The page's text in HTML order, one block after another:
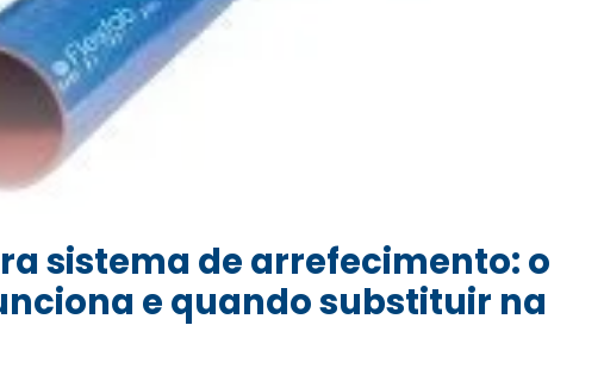
sistema de arrefecimento: o
e quando substituir na